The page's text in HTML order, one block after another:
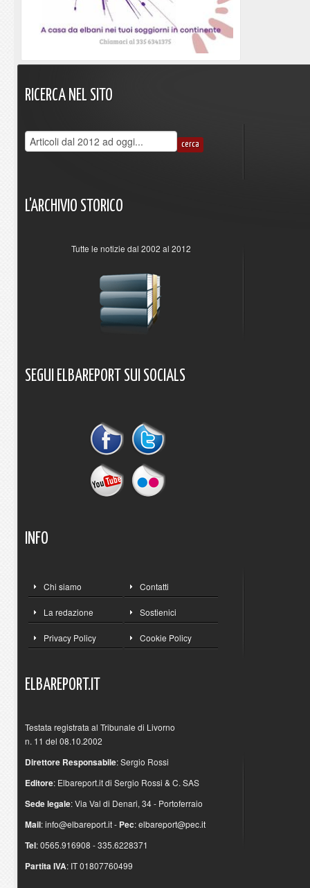
RICERCA NEL SITO
L'ARCHIVIO STORICO
Tutte le notizie dal 2002 al 2012
SEGUI ELBAREPORT SUI SOCIALS
INFO
Chi siamo Contatti
La redazione Sostienici
Privacy Policy Cookie Policy
ELBAREPORT.IT
Testata registrata al Tribunale di Livorno
n. 11 del 08.10.2002
Direttore Responsabile: Sergio Rossi
Editore: Elbareport.it di Sergio Rossi & C. SAS
Sede legale: Via Val di Denari, 34 - Portoferraio
Mail:info@elbareport.it- Pec:elbareport@pec.it
Tel: 0565.916908 - 335.6228371
Partita IVA: IT 01807760499